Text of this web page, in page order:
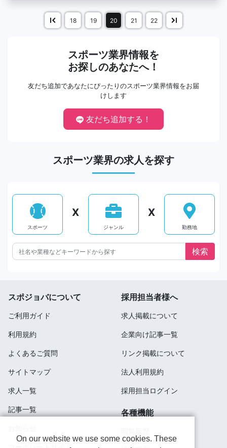
18 19 20 21 22
スポーツ業界情報を
お探しのあなたへ！
友だち追加であなたにぴったりのスポーツ業界情報をお届
けします
友だち追加する！
スポーツ業界の求人を探す
スポーツ
X
ジャンル
X
勤務地
スポジョバについて
ご利用ガイド
利用規約
よくあるご質問
サイトマップ
求人一覧
記事一覧
採用担当者様へ
求人掲載について
企業向け記事一覧
リンク掲載について
法人利用規約
採用担当ログイン
各種機能
On our website we use some cookies. These